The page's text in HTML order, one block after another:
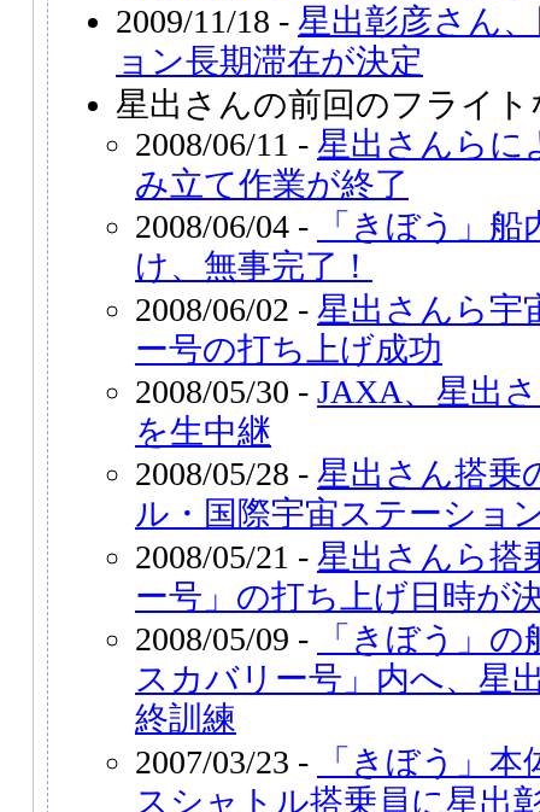
2009/11/18 - 星出彰彦さん
ョン長期滞在が決定
星出さんの前回のフライト
2008/06/11 - 星出さんらに
み立て作業が終了
2008/06/04 -
「きぼう」
け、無事完了！
2008/06/02 - 星出さんら宇
ー号の打ち上げ成功
2008/05/30 - JAXA、星出
を生中継
2008/05/28 - 星出さん搭乗
ル・国際宇宙ステーショ
2008/05/21 - 星出さんら搭
ー号」の打ち上げ日時が
2008/05/09 -
「きぼう」
スカバリー号」内へ、星
終訓練
2007/03/23 -
「きぼう」
スシャトル搭乗員に星出